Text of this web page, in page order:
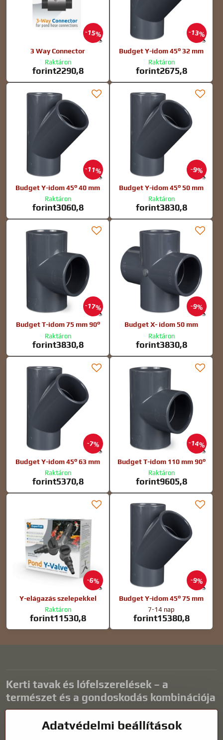
15%
3 Way Connector
Raktáron
forint2290,8
13%
Budget Y-idom 45° 32 mm
Raktáron
forint2675,8
11%
Budget Y-idom 45° 40 mm
Raktáron
forint3060,8
9%
Budget Y-idom 45° 50 mm
Raktáron
forint3830,8
17%
Budget T-idom 75 mm 90°
Raktáron
forint3830,8
9%
Budget X- idom 50 mm
Raktáron
forint3830,8
7%
Budget Y-idom 45° 63 mm
Raktáron
forint5370,8
14%
Budget T-idom 110 mm 90°
Raktáron
forint9605,8
6%
Y-elágazás szelepekkel
Raktáron
forint11530,8
9%
Budget Y-idom 45° 75 mm
7-14 nap
forint15380,8
Kerti tavak és lófelszerelések – a
természet és a gondoskodás kombinációja
harmonikus környezetet teremtenek a kikapcsolódáshoz és a vízi
Adatvédelmi beállítások